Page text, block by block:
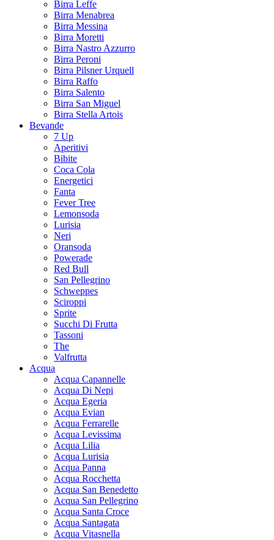
Birra Leffe
Birra Menabrea
Birra Messina
Birra Moretti
Birra Nastro Azzurro
Birra Peroni
Birra Pilsner Urquell
Birra Raffo
Birra Salento
Birra San Miguel
Birra Stella Artois
Bevande
7 Up
Aperitivi
Bibite
Coca Cola
Energetici
Fanta
Fever Tree
Lemonsoda
Lurisia
Neri
Oransoda
Powerade
Red Bull
San Pellegrino
Schweppes
Sciroppi
Sprite
Succhi Di Frutta
Tassoni
The
Valfrutta
Acqua
Acqua Capannelle
Acqua Di Nepi
Acqua Egeria
Acqua Evian
Acqua Ferrarelle
Acqua Levissima
Acqua Lilia
Acqua Lurisia
Acqua Panna
Acqua Rocchetta
Acqua San Benedetto
Acqua San Pellegrino
Acqua Santa Croce
Acqua Santagata
Acqua Vitasnella